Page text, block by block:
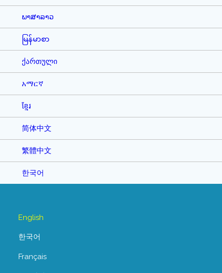
ພາສາລາວ
မြန်မာစာ
ქართული
አማርኛ
ខ្មែរ
简体中文
繁體中文
한국어
English
한국어
Français